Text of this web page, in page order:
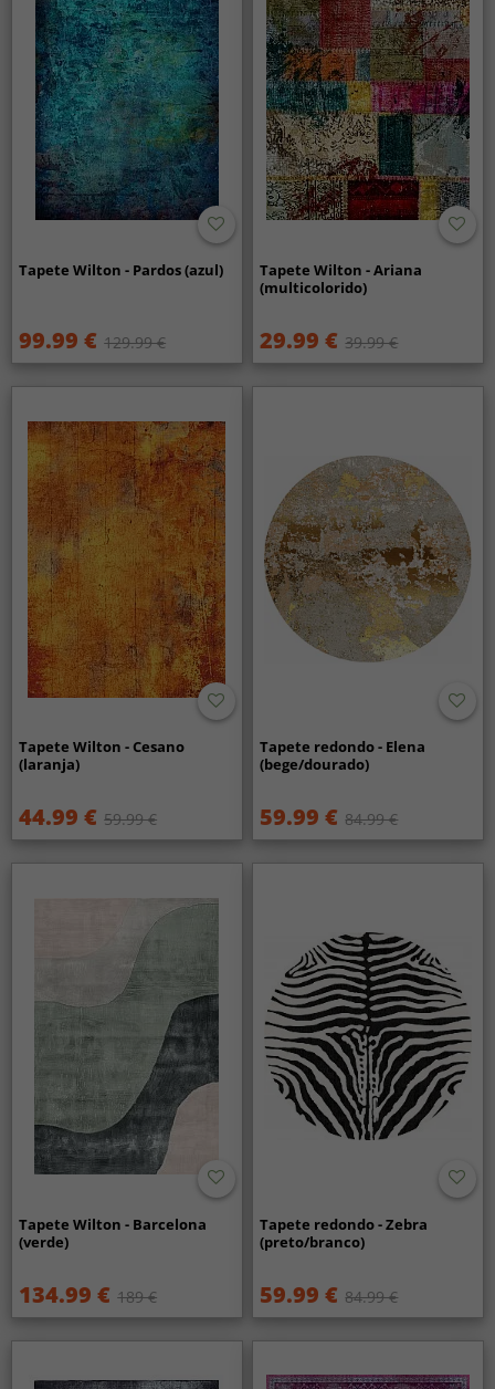
Tapete Wilton - Pardos (azul)
99.99 € 129.99 €
Tapete Wilton - Ariana
(multicolorido)
29.99 € 39.99 €
Tapete Wilton - Cesano
(laranja)
44.99 € 59.99 €
Tapete redondo - Elena
(bege/dourado)
59.99 € 84.99 €
Tapete Wilton - Barcelona
(verde)
134.99 € 189 €
Tapete redondo - Zebra
(preto/branco)
59.99 € 84.99 €